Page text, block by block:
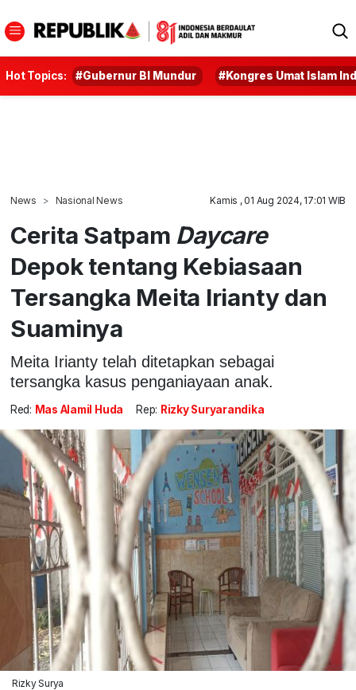
Hot Topics: #Gubernur BI Mundur #Kongres Umat Islam
News Nasional News Kamis , 01 Aug 2024, 17:01 WIB
Cerita Satpam Daycare
Depok tentang Kebiasaan
Tersangka Meita Irianty dan
Suaminya
Meita Irianty telah ditetapkan sebagai
tersangka kasus penganiayaan anak.
Red: Mas Alamil Huda Rep: Rizky Suryarandika
Rizky Surya